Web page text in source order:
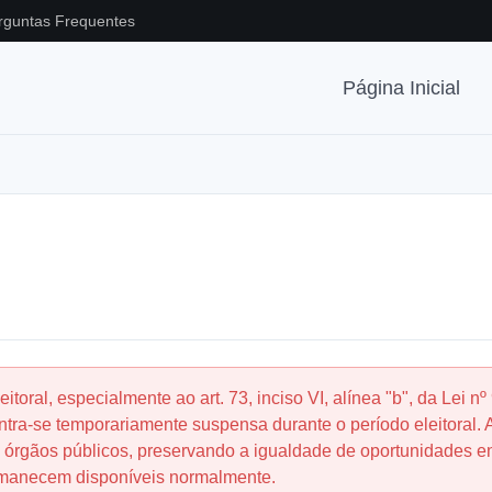
Frequentes
Página Inicial
especialmente ao art. 73, inciso VI, alínea "b", da Lei
se temporariamente suspensa durante o período eleitoral.
públicos, preservando a igualdade de oportunidades
disponíveis normalmente.